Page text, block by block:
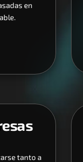
en
tanto a